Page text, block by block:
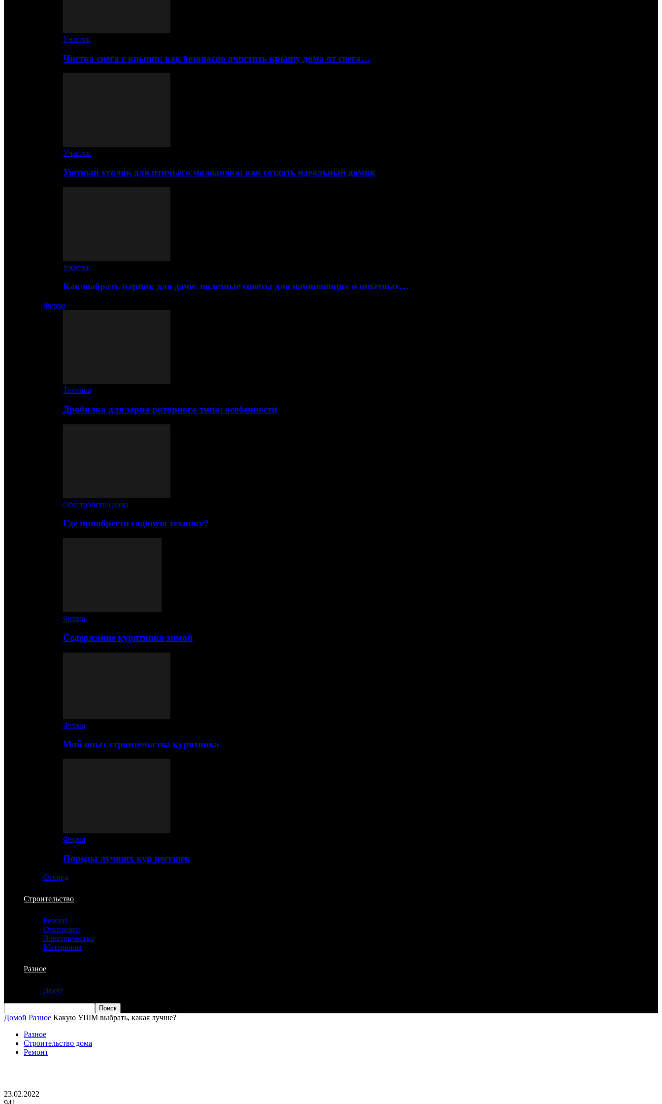
Участок
Чистка снега с крыши: как безопасно очистить крышу дома от снега…
Участок
Уютный уголок для птичьего молодняка: как создать идеальный домик
Участок
Как выбрать парник для дачи: полезные советы для начинающих и опытных…
Ферма
Техника
Дробилка для зерна роторного типа: особенности
Обустройство дома
Где приобрести садовую технику?
Ферма
Содержание курятника зимой
Ферма
Мой опыт строительства курятника
Ферма
Породы лучших кур несушек
Огород
Строительство
Ремонт
Отопление
Электричество
Материалы
Разное
Досуг
Домой Разное Какую УШМ выбрать, какая лучше?
Разное
Строительство дома
Ремонт
23.02.2022